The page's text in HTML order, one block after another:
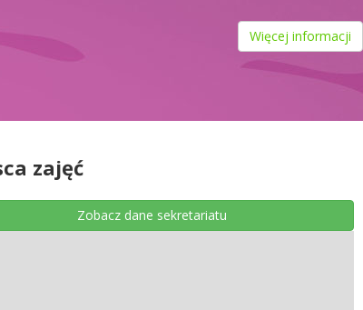
Więcej informacji
zajęć
Zobacz dane sekretariatu